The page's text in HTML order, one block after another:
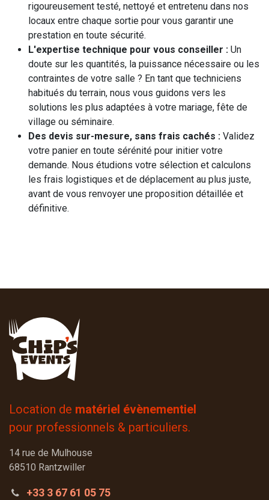
rigoureusement testé, nettoyé et entretenu dans nos
locaux entre chaque sortie pour vous garantir une
prestation en toute sécurité.
L'expertise technique pour vous conseiller : Un
doute sur les quantités, la puissance nécessaire ou les
contraintes de votre salle ? En tant que techniciens
habitués du terrain, nous vous guidons vers les
solutions les plus adaptées à votre mariage, fête de
village ou séminaire.
Des devis sur-mesure, sans frais cachés : Validez
votre panier en toute sérénité pour initier votre
demande. Nous étudions votre sélection et calculons
les frais logistiques et de déplacement au plus juste,
avant de vous renvoyer une proposition détaillée et
définitive.
Location de matériel évènementiel
pour professionnels & particuliers.
14 rue de Mulhouse
68510 Rantzwiller
+33 3 67 61 05 75